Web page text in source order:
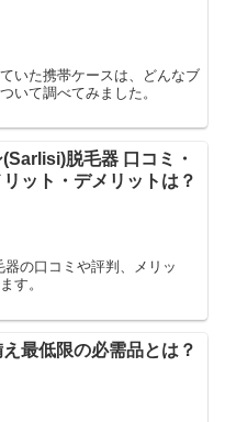
いた携帯ケースは、どんなブ
いて調べてみました。
脱毛器 口コミ・
ット・デメリットは？
の口コミや評判、メリッ
す。
最低限の必需品とは？